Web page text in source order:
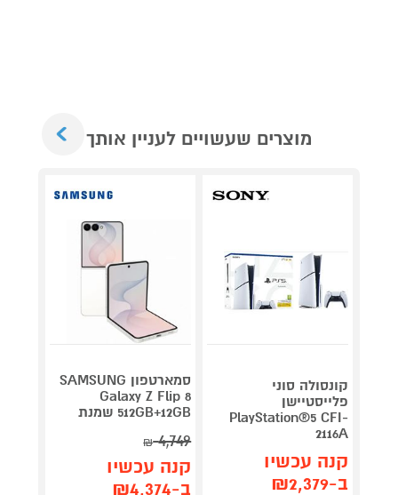
מוצרים שעשויים לעניין אותך
קונסולה סוני
פלייסטיישן
PlayStation®5 CFI-
2116A
קנה עכשיו
ב-₪2,379
סמארטפון SAMSUNG
Galaxy Z Flip 8
512GB+12GB שמנת
4,749
₪
קנה עכשיו
ב-₪4,374